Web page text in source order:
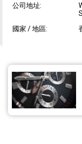
公司地址:
國家 / 地區: